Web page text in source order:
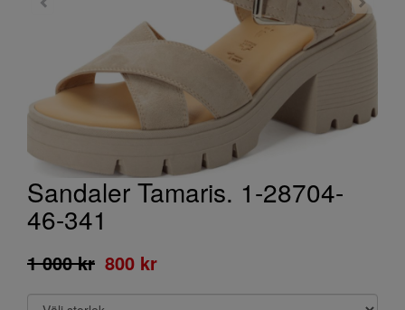
Sandaler Tamaris. 1-28704-
46-341
1 000 kr 800 kr